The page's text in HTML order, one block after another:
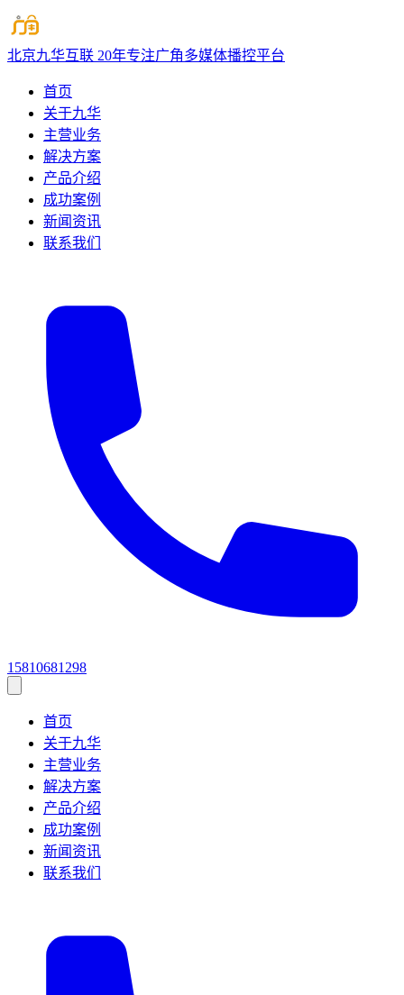
北京九华互联 20年专注广角多媒体播控平台
首页
关于九华
主营业务
解决方案
产品介绍
成功案例
新闻资讯
联系我们
15810681298
首页
关于九华
主营业务
解决方案
产品介绍
成功案例
新闻资讯
联系我们